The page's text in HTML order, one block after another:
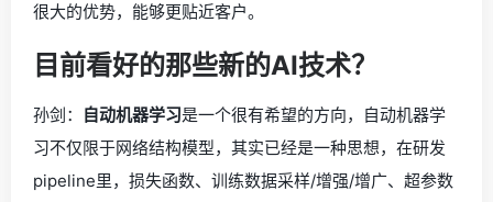
很大的优势，能够更贴近客户。
目前看好的那些新的AI技术？
孙剑： 自动机器学习是一个很有希望的方向，自动机器学
习不仅限于网络结构模型，其实已经是一种思想，在研发
pipeline里，损失函数、训练数据采样/增强/增广、超参数